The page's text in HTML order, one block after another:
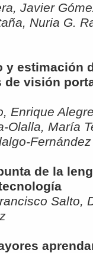
Javier
Nuria G.
y estimación
de visión
Enrique
Olalla, María
Fernández
de la
Salto,